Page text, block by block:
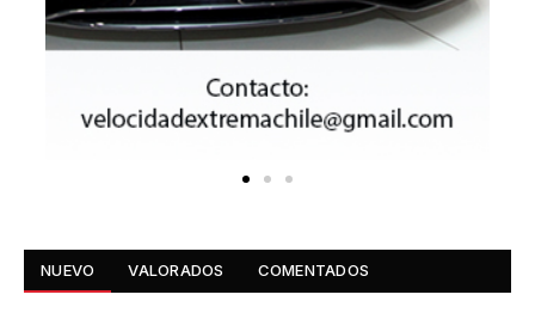
NUEVO VALORADOS COMENTADOS